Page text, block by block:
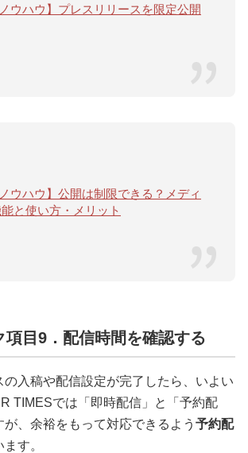
ウハウ】プレスリリースを限定公開
ウハウ】公開は制限できる？メディ
と使い方・メリット
項目9．配信時間を確認する
の入稿や配信設定が完了したら、いよい
TIMESでは「即時配信」と「予約配
、余裕をもって対応できるよう 予約配
す。